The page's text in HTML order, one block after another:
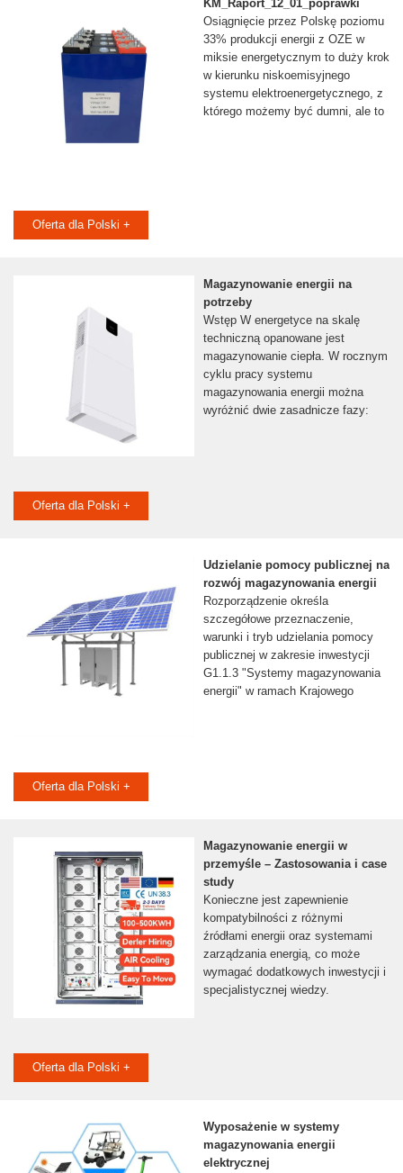
KM_Raport_12_01_poprawki
Osiągnięcie przez Polskę poziomu
33% produkcji energii z OZE w
miksie energetycznym to duży krok
w kierunku niskoemisyjnego
systemu elektroenergetycznego, z
którego możemy być dumni, ale to
Oferta dla Polski +
Magazynowanie energii na
potrzeby
Wstęp W energetyce na skalę
techniczną opanowane jest
magazynowanie ciepła. W rocznym
cyklu pracy systemu
magazynowania energii można
wyróżnić dwie zasadnicze fazy:
Oferta dla Polski +
Udzielanie pomocy publicznej na
rozwój magazynowania energii
Rozporządzenie określa
szczegółowe przeznaczenie,
warunki i tryb udzielania pomocy
publicznej w zakresie inwestycji
G1.1.3 "Systemy magazynowania
energii" w ramach Krajowego
Oferta dla Polski +
Magazynowanie energii w
przemyśle – Zastosowania i case
study
Konieczne jest zapewnienie
kompatybilności z różnymi
źródłami energii oraz systemami
zarządzania energią, co może
wymagać dodatkowych inwestycji i
specjalistycznej wiedzy.
Oferta dla Polski +
Wyposażenie w systemy
magazynowania energii
elektrycznej